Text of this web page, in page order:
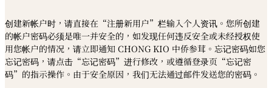
创建新帐户时，请直接在“注册新用户”栏输入个人资讯。您所创建
的帐户密码必须是唯一并安全的，如发现任何违反安全或未经授权使
用您帐户的情况，请立即通知 CHONG KIO 中侨参茸。忘记密码如您
忘记密码，请点击 “忘记密码” 进行修改，或遵循登录页 “忘记密
码” 的指示操作。由于安全原因，我们无法通过邮件发送您的密码。